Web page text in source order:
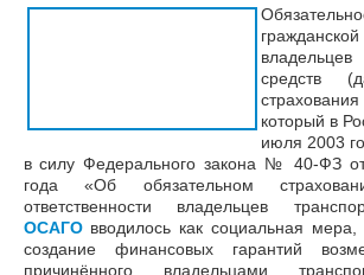
средств
который в
июля 2003
в силу Федерального закона № 40-ФЗ
года «Об обязательном
ответственности владельцев
ОСАГОвводилось как социальная мера,
создание финансовых гарантий
причинённого владельцами